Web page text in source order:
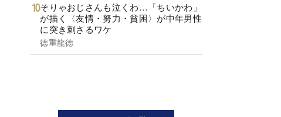
そりゃおじさんも泣くわ…「ちいかわ」
が描く〈友情・努力・貧困〉が中年男性
に突き刺さるワケ
徳重龍徳